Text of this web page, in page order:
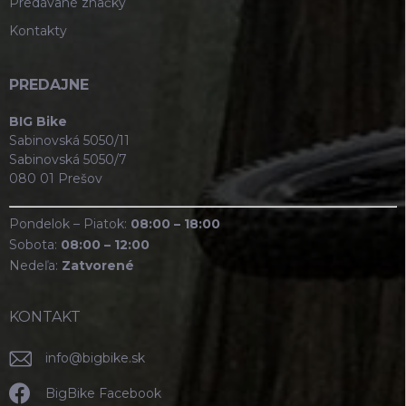
Kontakty
PREDAJNE
BIG Bike
Sabinovská 5050/11
Sabinovská 5050/7
080 01 Prešov
Pondelok – Piatok: 08:00 – 18:00
Sobota: 08:00 – 12:00
Nedeľa: Zatvorené
KONTAKT
info@bigbike.sk
BigBike Facebook